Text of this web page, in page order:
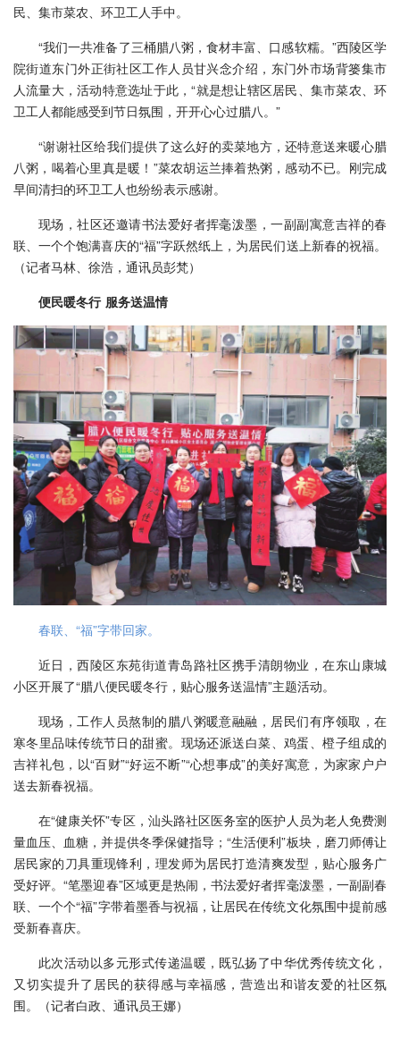
民、集市菜农、环卫工人手中。
“我们一共准备了三桶腊八粥，食材丰富、口感软糯。”西陵区学
院街道东门外正街社区工作人员甘兴念介绍，东门外市场背篓集市
人流量大，活动特意选址于此，“就是想让辖区居民、集市菜农、环
卫工人都能感受到节日氛围，开开心心过腊八。”
“谢谢社区给我们提供了这么好的卖菜地方，还特意送来暖心腊
八粥，喝着心里真是暖！”菜农胡运兰捧着热粥，感动不已。刚完成
早间清扫的环卫工人也纷纷表示感谢。
现场，社区还邀请书法爱好者挥毫泼墨，一副副寓意吉祥的春
联、一个个饱满喜庆的“福”字跃然纸上，为居民们送上新春的祝福。
（记者马林、徐浩，通讯员彭梵）
便民暖冬行 服务送温情
春联、“福”字带回家。
近日，西陵区东苑街道青岛路社区携手清朗物业，在东山康城
小区开展了“腊八便民暖冬行，贴心服务送温情”主题活动。
现场，工作人员熬制的腊八粥暖意融融，居民们有序领取，在
寒冬里品味传统节日的甜蜜。现场还派送白菜、鸡蛋、橙子组成的
吉祥礼包，以“百财”“好运不断”“心想事成”的美好寓意，为家家户户
送去新春祝福。
在“健康关怀”专区，汕头路社区医务室的医护人员为老人免费测
量血压、血糖，并提供冬季保健指导；“生活便利”板块，磨刀师傅让
居民家的刀具重现锋利，理发师为居民打造清爽发型，贴心服务广
受好评。“笔墨迎春”区域更是热闹，书法爱好者挥毫泼墨，一副副春
联、一个个“福”字带着墨香与祝福，让居民在传统文化氛围中提前感
受新春喜庆。
此次活动以多元形式传递温暖，既弘扬了中华优秀传统文化，
又切实提升了居民的获得感与幸福感，营造出和谐友爱的社区氛
围。（记者白政、通讯员王娜）